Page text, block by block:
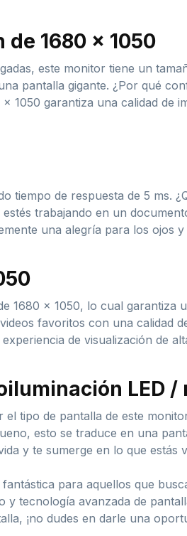
1680 x 1050
este monitor tiene un
pantalla gigante. ¿Por qué
1050 garantiza una calidad de
tiempo de respuesta de 5 ms.
trabajando en un
una alegría para los ojos y
1680 x 1050, lo cual garantiza
favoritos con una calidad
de visualización de
LED
tipo de pantalla de este
esto se traduce en una
y te sumerge en lo que estás
para aquellos que
tecnología avanzada de
¡no dudes en darle una